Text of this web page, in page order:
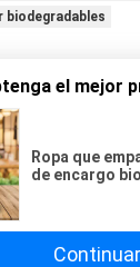
biodegradables
el mejor
Ropa que
de encargo
Continuar